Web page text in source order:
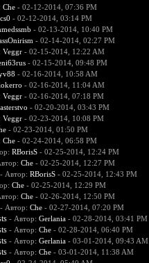
Che- 02-12-2014, 07:36 PM
- 02-12-2014, 03:14 PM
- 02-13-2014, 10:40 PM
- 02-14-2014, 02:27 PM
Veggr- 02-15-2014, 12:22 AM
- 02-15-2014, 09:48 PM
- 02-16-2014, 10:58 AM
- 02-16-2014, 11:04 AM
Veggr- 02-16-2014, 07:18 PM
- 02-20-2014, 03:43 PM
Veggr- 02-23-2014, 10:08 PM
- 02-23-2014, 01:50 PM
Che- 02-24-2014, 06:58 PM
RBorisS- 02-25-2014, 12:24 PM
Che- 02-25-2014, 12:27 PM
- Автор: RBorisS- 02-25-2014, 12:43 PM
Che- 02-25-2014, 12:29 PM
Che- 02-26-2014, 12:50 PM
- Автор: Che- 02-27-2014, 07:20 PM
- Автор: Gerlania- 02-28-2014, 03:41 PM
- Автор: Che- 02-28-2014, 06:40 PM
- Автор: Gerlania- 03-01-2014, 09:43 AM
- Автор: Che- 03-01-2014, 11:38 AM